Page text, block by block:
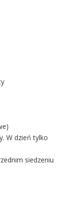
W dzień tylko
siedzeniu